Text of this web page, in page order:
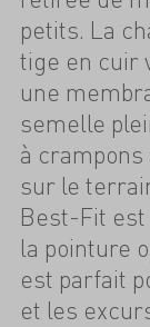
petits. La
tige en cuir
une
semelle
à
sur le
Best-Fit
la pointure
est parfait
et les